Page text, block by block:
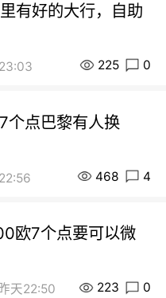
有好的大行，自助
225 0
个点巴黎有人换
468 4
欧7个点要可以微
昨天22:50 223 0